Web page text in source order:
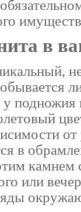
в
подножия
в
или